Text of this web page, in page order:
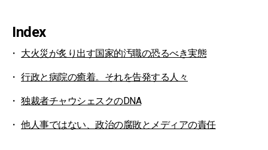
Index
大火災が炙り出す国家的汚職の恐るべき実態
行政と病院の癒着。それを告発する人々
独裁者チャウシェスクのDNA
他人事ではない、政治の腐敗とメディアの責任